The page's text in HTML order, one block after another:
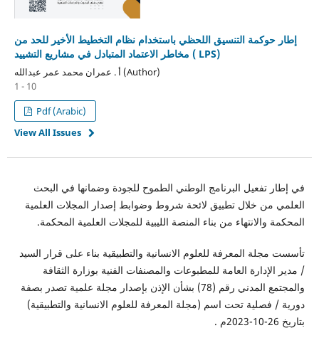
إطار حوكمة التنسيق اللحظي باستخدام نظام التخطيط الأخير للحد من
مخاطر الاعتماد المتبادل في مشاريع التشييد ( LPS)
أ . عمران محمد عمر عبدالله (Author)
1 - 10
Pdf (Arabic)
View All Issues
في إطار تفعيل البرنامج الوطني الطموح للجودة وضمانها في البحث
العلمي من خلال تطبيق لائحة شروط وضوابط إصدار المجلات العلمية
المحكمة والانتهاء من بناء المنصة الليبية للمجلات العلمية المحكمة.
تأسست مجلة المعرفة للعلوم الانسانية والتطبيقية بناء على قرار السيد
/ مدير الإدارة العامة للمطبوعات والمصنفات الفنية بوزارة الثقافة
والمجتمع المدني رقم (78) بشأن الإذن بإصدار مجلة علمية تصدر بصفة
دورية / فصلية تحت اسم (مجلة المعرفة للعلوم الانسانية والتطبيقية)
بتاريخ 26-10-2023م .